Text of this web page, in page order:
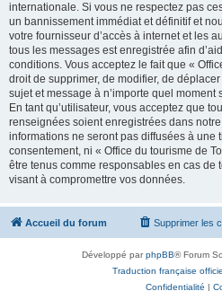
internationale. Si vous ne respectez pas
un bannissement immédiat et définitif et
votre fournisseur d’accès à internet et les
tous les messages est enregistrée afin
conditions. Vous acceptez le fait que «
droit de supprimer, de modifier, de
sujet et message à n’importe quel
En tant qu’utilisateur, vous acceptez que
renseignées soient enregistrées dans
informations ne seront pas diffusées à une
consentement, ni « Office du tourisme de
être tenus comme responsables en cas de
visant à compromettre vos données.
Accueil du forum Supprimer les
Développé parphpBB® Forum
Traduction française
Confidentialité |